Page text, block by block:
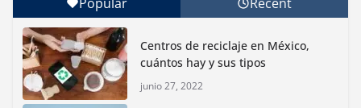
Con jornada informativa, Profepa y Humane World
for Animals buscan inhibir tráfico de aves
junio 15, 2026
Inauguran nuevo Embarcadero Cuemanco para
Popular Recent
Centros de reciclaje en México,
cuántos hay y sus tipos
junio 27, 2022